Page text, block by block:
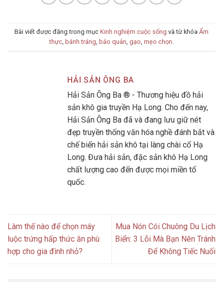
Bài viết được đăng trong mục Kinh nghiệm cuộc sống và từ khóa Ẩm
thực bánh tráng bảo quản gạo mẹo chọn
HẢI SẢN ÔNG BA
Hải Sản Ông Ba ® - Thương hiệu đồ hải
sản khô gia truyền Hạ Long. Cho đến nay,
Hải Sản Ông Ba đã và đang lưu giữ nét
đẹp truyền thống văn hóa nghề đánh bắt và
chế biến hải sản khô tại làng chài cổ Hạ
Long. Đưa hải sản, đặc sản khô Hạ Long
chất lượng cao đến được mọi miền tổ
quốc.
Làm thế nào để chọn máy
luộc trứng hấp thức ăn phù
hợp cho gia đình nhỏ?
Mua Nón Cói Chuông Du Lịch
Biển: 3 Lỗi Mà Bạn Nên Tránh
Để Không Tiếc Nuối